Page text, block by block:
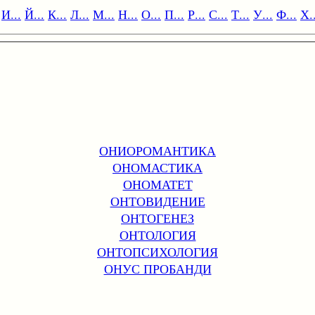
И... Й... К... Л... М... Н... О... П... Р... С... Т... У... Ф...
ОНИОРОМАНТИКА
ОНОМАСТИКА
ОНОМАТЕТ
ОНТОВИДЕНИЕ
ОНТОГЕНЕЗ
ОНТОЛОГИЯ
ОНТОПСИХОЛОГИЯ
ОНУС ПРОБАНДИ